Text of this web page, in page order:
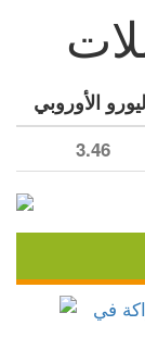
الأوروبي
3.46